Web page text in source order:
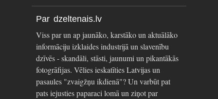
Par dzeltenais.lv
Viss par un ap jaunāko, karstāko un aktuālāko
informāciju izklaides industrijā un slavenību
dzīvēs - skandāli, stāsti, jaunumi un pikantākās
fotogrāfijas. Vēlies ieskatīties Latvijas un
pasaules "zvaigžņu ikdienā"? Un varbūt pat
pats iejusties paparaci lomā un ziņot par